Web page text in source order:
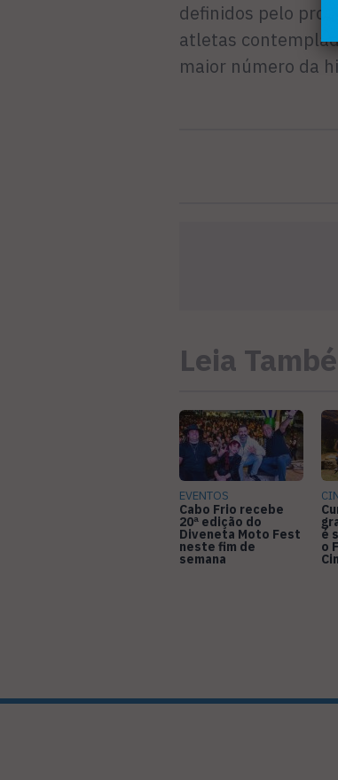
definidos pelo
atletas
maior número da
Leia
EVENTOS
Cabo Frio recebe
20ª edição do
Diveneta Moto Fest
neste fim de
semana
é
o